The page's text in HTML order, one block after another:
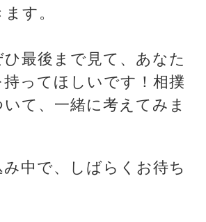
す。
最後まで見て、あなた
持ってほしいです！相撲
て、一緒に考えてみま
中で、しばらくお待ち